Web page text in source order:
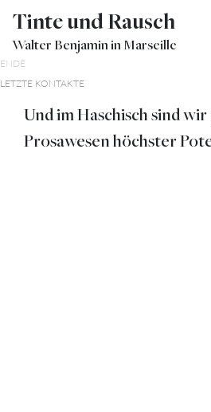
Tinte und Rausch
Walter Benjamin in Marseille
ENDE
LETZTE KONTAKTE
Und im Haschisch sind
Prosawesen höchster